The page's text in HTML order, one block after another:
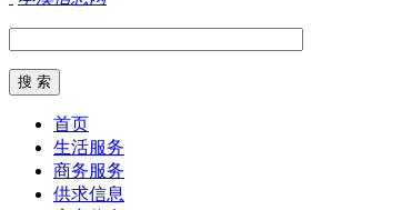
首页
生活服务
商务服务
供求信息